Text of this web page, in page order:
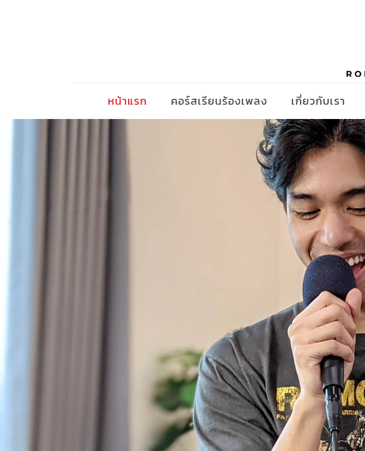
หน้าแรก คอร์สเรียนร้องเพลง เกี่ยวกับเรา